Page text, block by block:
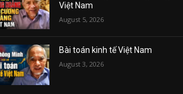
Việt Nam
August 5, 2026
Bài toán kinh tế Việt Nam
August 3, 2026